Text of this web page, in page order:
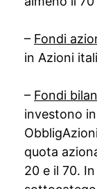
– Fondi
in Azioni
– Fondi
investono
quota
20 e il 70.